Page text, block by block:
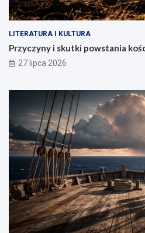
LITERATURA I KULTURA
Przyczyny i skutki powstania
27 lipca 2026